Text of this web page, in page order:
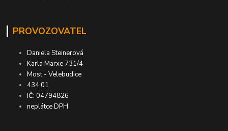
PROVOZOVATEL
Daniela Steinerová
Karla Marxe 731/4
Most - Velebudice
434 01
IČ: 04794826
neplátce DPH